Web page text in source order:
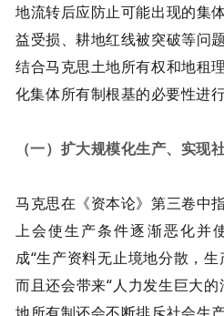
地流转后应防止可能出现的集
益受损、耕地红线被突破等问
结合马克思土地所有权和地租
化集体所有制根基的必要性进
（一）扩大规模化生产、实现
马克思在《资本论》第三卷中
上会使生产条件逐渐恶化并
成“生产资料无止境地分散，生
而且还会带来“人力发生巨大